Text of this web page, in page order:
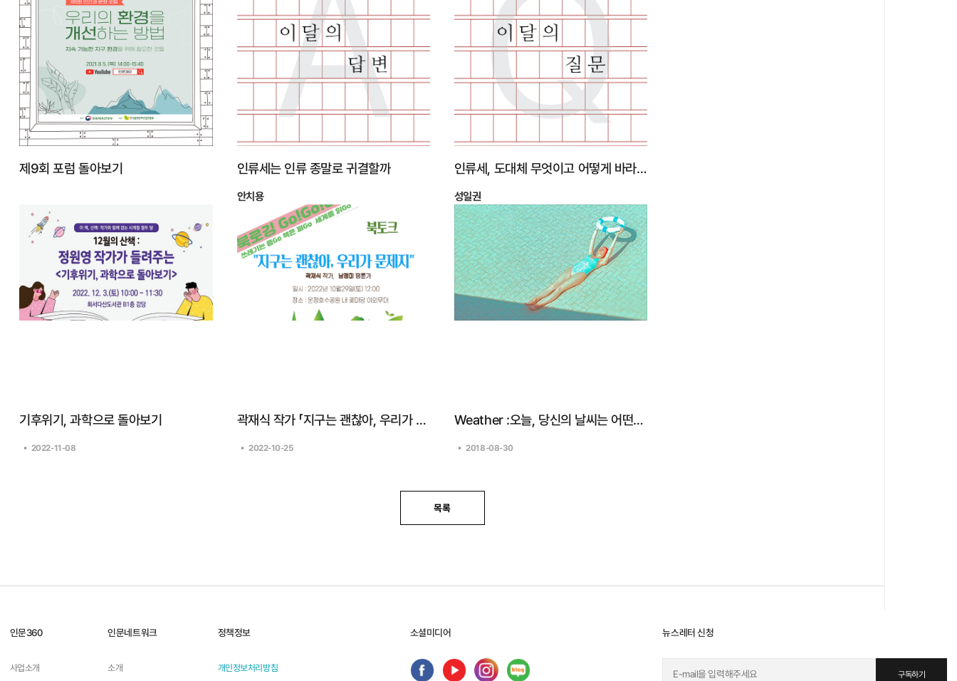
제9회 포럼 돌아보기 인류세는 인류 종말로 귀결할까
안치용
인류세, 도대체 무엇이고 어떻게 바라봐야 하나요?
성일권
기후위기, 과학으로 돌아보기
2022-11-08
곽재식 작가 「지구는 괜찮아, 우리가 문제지」
2022-10-25
Weather :오늘, 당신의 날씨는 어떤가요?
2018-08-30
목록
인문360
사업소개
인문네트워크
소개
정책정보
개인정보처리방침
소셜미디어 뉴스레터 신청
구독하기